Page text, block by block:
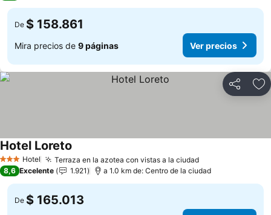
De $ 158.861
Mira precios de 9 páginas Ver precios
Compartir
3 Estrellas
Hotel Terraza en la azotea con vistas a la ciudadVer precios
Hotel Loreto
8,6 Excelente 1.921 a 1.0 km de: Centro de la ciudad
De $ 165.013